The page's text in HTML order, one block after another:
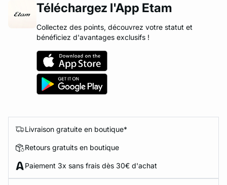
Téléchargez l'App Etam
Collectez des points, découvrez votre statut et
bénéficiez d'avantages exclusifs !
Livraison gratuite en boutique*
Retours gratuits en boutique
Paiement 3x sans frais dès 30€ d'achat